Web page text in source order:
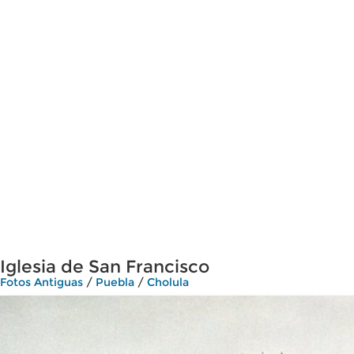
Iglesia de San Francisco
Fotos Antiguas / Puebla / Cholula